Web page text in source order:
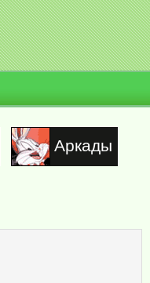
Аркады